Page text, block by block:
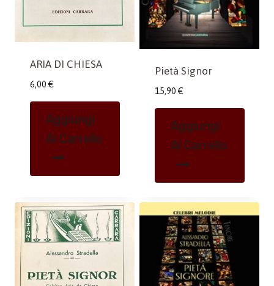
ARIA DI CHIESA
6,00 €
Aggiungi
Al Carrello
Pietà Signor
15,90 €
Aggiungi
Al Carrello